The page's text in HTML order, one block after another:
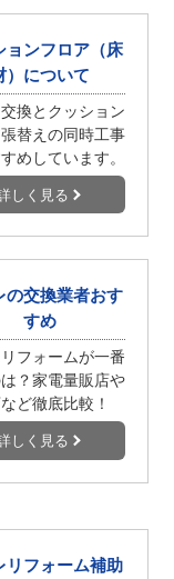
ョンフロア（床
）について
交換とクッション
替えの同時工事
めしています。
しく見る
の交換業者おす
すめ
リフォームが一番
？家電量販店や
ど徹底比較！
しく見る
リフォーム補助